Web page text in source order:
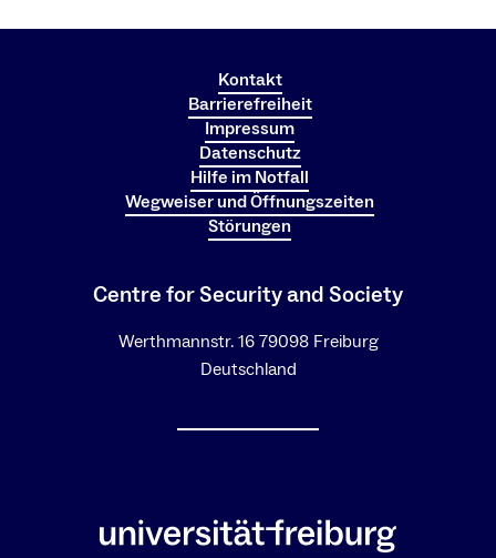
Kontakt
Barrierefreiheit
Impressum
Datenschutz
Hilfe im Notfall
Wegweiser und Öffnungszeiten
Störungen
Centre for Security and Society
Werthmannstr. 16 79098 Freiburg
Deutschland